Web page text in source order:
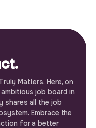
Matters. Here, on
job board in
shares all the job
Embrace the
for a better